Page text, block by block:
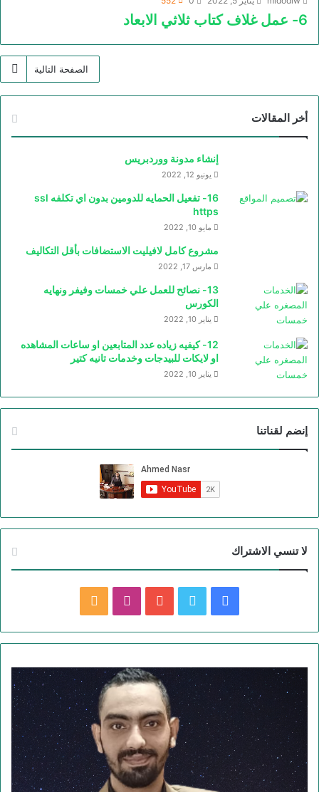
6- عمل غلاف كتاب ثلاثي الابعاد
الصفحة التالية
أخر المقالات
إنشاء مدونة ووردبريس
يونيو 12, 2022
16- تفعيل الحمايه للدومين بدون اي تكلفه ssl
https
مايو 10, 2022
مشروع كامل لافيليت الاستضافات بأقل التكاليف
مارس 17, 2022
13- نصائح للعمل علي خمسات وفيفر ونهايه
الكورس
يناير 10, 2022
12- كيفيه زياده عدد المتابعين او ساعات المشاهده
او لايكات للبيدجات وخدمات تانيه كتير
يناير 10, 2022
إنضم لقناتنا
لا تنسي الاشتراك
ي
و
ك
و
ت
ر
و
ي
و
ب
ن
ت
ق
ر
ا
ل
ص
ا
ل
م